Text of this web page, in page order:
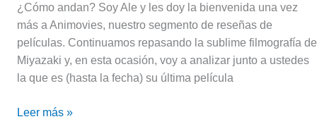
¿Cómo andan? Soy Ale y les doy la bienvenida una vez
más a Animovies, nuestro segmento de reseñas de
películas. Continuamos repasando la sublime filmografía de
Miyazaki y, en esta ocasión, voy a analizar junto a ustedes
la que es (hasta la fecha) su última película
Leer más »